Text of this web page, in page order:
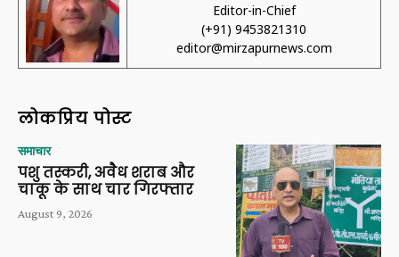
Editor-in-Chief
(+91) 9453821310
editor@mirzapurnews.com
लोकप्रिय पोस्ट
समाचार
पशु तस्करी, अवैध शराब और
चाकू के साथ चार गिरफ्तार
August 9, 2026